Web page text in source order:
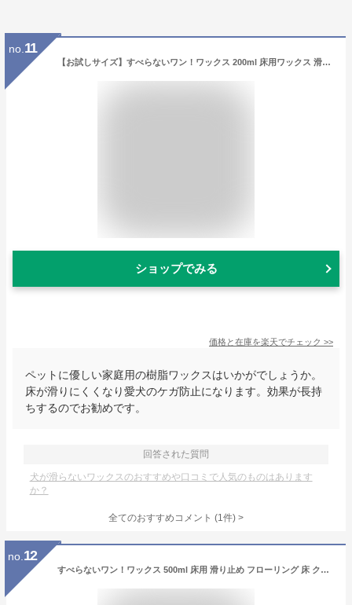
no. 11
【お試しサイズ】すべらないワン！ワックス 200ml 床用ワックス 滑り止め フローリング 床 ワックス フローリング タイル クッションタイル リノリウム 床 犬 猫 ペット すべりにくい 子供 家庭 樹脂ワックス オーブ・テック スペースシャイン
ショップでみる
価格と在庫を楽天でチェック >>
ペットに優しい家庭用の樹脂ワックスはいかがでしょうか。
床が滑りにくくなり愛犬のケガ防止になります。効果が長持
ちするのでお勧めです。
回答された質問
犬が滑らないワックスのおすすめや口コミで人気のものはあります
か？
全てのおすすめコメント (1件) >
no. 12
すべらないワン！ワックス 500ml 床用 滑り止め フローリング 床 クッションフロア タイル ワックス オーブ・テック パッケージリニューアル